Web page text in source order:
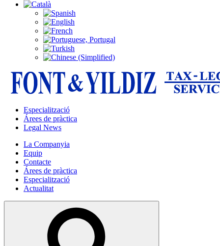
Especialització
Árees de pràctica
Legal News
La Companyia
Equip
Contacte
Árees de pràctica
Especialització
Actualitat